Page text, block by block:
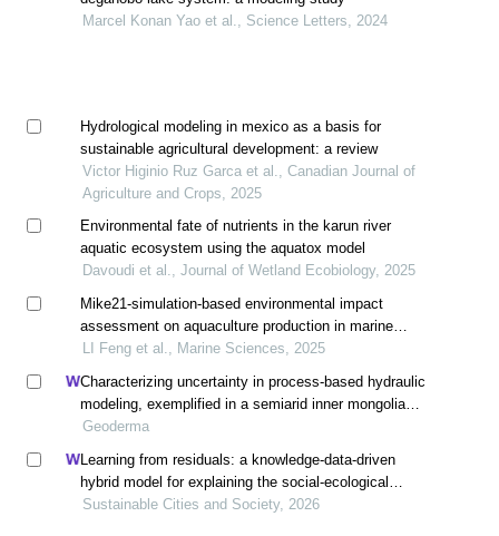
Marcel Konan Yao et al., Science Letters, 2024
Hydrological modeling in mexico as a basis for
sustainable agricultural development: a review
Victor Higinio Ruz Garca et al., Canadian Journal of
Agriculture and Crops, 2025
Environmental fate of nutrients in the karun river
aquatic ecosystem using the aquatox model
Davoudi et al., Journal of Wetland Ecobiology, 2025
Mike21-simulation-based environmental impact
assessment on aquaculture production in marine
pastures: a case study of genghai no. 1
LI Feng et al., Marine Sciences, 2025
Characterizing uncertainty in process-based hydraulic
modeling, exemplified in a semiarid inner mongolia
steppe
Geoderma
Learning from residuals: a knowledge-data-driven
hybrid model for explaining the social-ecological
influences on urban agglomeration resilience
Sustainable Cities and Society, 2026